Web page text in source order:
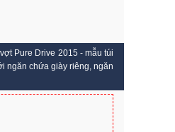
Pure Drive 2015 - mẫu túi
ngăn chứa giày riêng, ngăn